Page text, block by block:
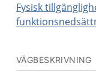
Fysisk
VÄGBESKRIVNING